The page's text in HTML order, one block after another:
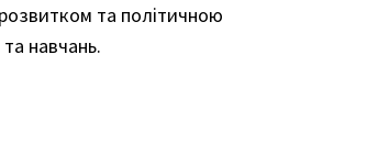
та політичною
навчань.